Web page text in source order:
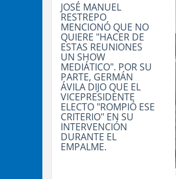
JOSÉ MANUEL
RESTREPO
MENCIONÓ QUE NO
QUIERE "HACER DE
ESTAS REUNIONES
UN SHOW
MEDIÁTICO". POR SU
PARTE, GERMÁN
ÁVILA DIJO QUE EL
VICEPRESIDENTE
ELECTO "ROMPIÓ ESE
CRITERIO" EN SU
INTERVENCIÓN
DURANTE EL
EMPALME.